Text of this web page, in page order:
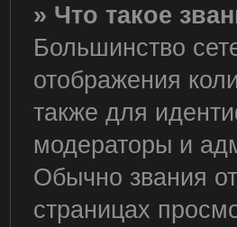
» Что такое
Большинство
отображения
также для
модераторы и
Обычно звания
страницах